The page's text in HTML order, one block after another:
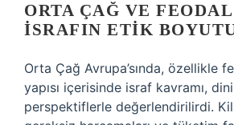
ORTA ÇAĞ VE
İSRAFIN ETIK
Orta Çağ Avrupa’sında, özellikle
yapısı içerisinde israf kavramı,
perspektiflerle değerlendirilirdi.